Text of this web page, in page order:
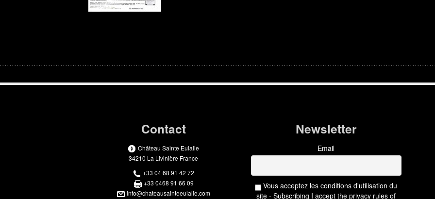
Contact
Château Sainte Eulalie
34210 La Livinière France
+33 04 68 91 42 72
+33 0468 91 66 09
info@chateausainteeulalie.com
Newsletter
Email
Vous acceptez les conditions d'utilisation du
site - Subscribing I accept the privacy rules of